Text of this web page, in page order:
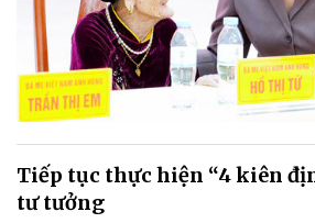
Tiếp tục thực hiện “4 kiên
tư tưởng